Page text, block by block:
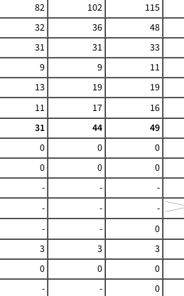
82 102 115
32 36 48
31 31 33
9 9 11
13 19 19
11 17 16
31 44 49
0 0 0
0 0 0
- - -
- -
-
- - 0
3 3 3
0 0 0
- - 0